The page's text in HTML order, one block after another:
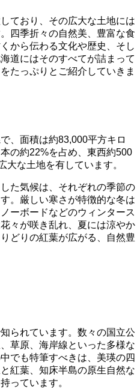
ており、その広大な土地には
四季折々の自然美、豊富な食
から伝わる文化や歴史、そし
道にはそのすべてが詰まって
たっぷりとご紹介していきま
、面積は約83,000平方キロ
の約22%を占め、東西約500
大な土地を有しています。
た気候は、それぞれの季節の
。厳しい寒さが特徴的な冬は
ーボードなどのウィンタース
々が咲き乱れ、夏には涼やか
どりの紅葉が広がる、自然豊
られています。数々の国立公
草原、海岸線といった多様な
でも特筆すべきは、美瑛の四
紅葉、知床半島の原生自然な
っています。